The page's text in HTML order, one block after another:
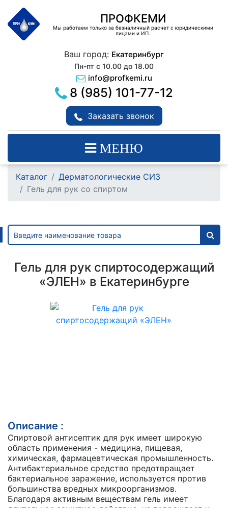
ПРОФКЕМИ
Мы работаем только за безналичный расчет с юридическими
лицами и ИП.
Ваш город: Екатеринбург
Пн-пт с 10.00 до 18.00
info@profkemi.ru
8 (985) 101-77-12
Заказать звонок
МЕНЮ
Каталог
Дерматологические СИЗ
Гель для рук со спиртом
Гель для рук спиртосодержащий
«ЭЛЕН» в Екатеринбурге
Описание :
Спиртовой антисептик для рук имеет широкую
область применения - медицина, пищевая,
химическая, фармацевтическая промышленность.
Антибактериальное средство предотвращает
бактериальное заражение, используется против
большинства вредных микроорганизмов.
Благодаря активным веществам гель имеет